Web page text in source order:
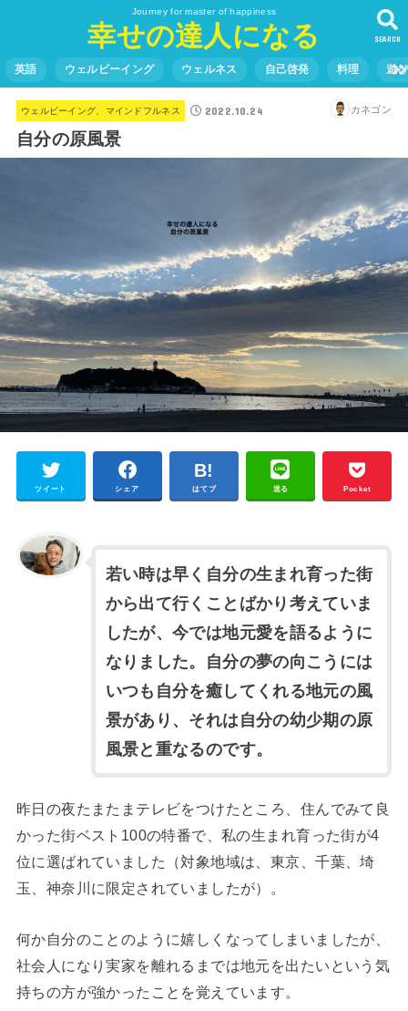
Journey for master of happiness
幸せの達人になる SEARCH
英語 ウェルビーイング ウェルネス 自己啓発 料理 遊
ウェルビーイング、マインドフルネス 2022.10.24 カネゴン
自分の原風景
ツイート シェア はてブ 送る Pocket
若い時は早く自分の生まれ育った街
から出て行くことばかり考えていま
したが、今では地元愛を語るように
なりました。自分の夢の向こうには
いつも自分を癒してくれる地元の風
景があり、それは自分の幼少期の原
風景と重なるのです。
昨日の夜たまたまテレビをつけたところ、住んでみて良
かった街ベスト100の特番で、私の生まれ育った街が4
位に選ばれていました（対象地域は、東京、千葉、埼
玉、神奈川に限定されていましたが）。
何か自分のことのように嬉しくなってしまいましたが、
社会人になり実家を離れるまでは地元を出たいという気
持ちの方が強かったことを覚えています。